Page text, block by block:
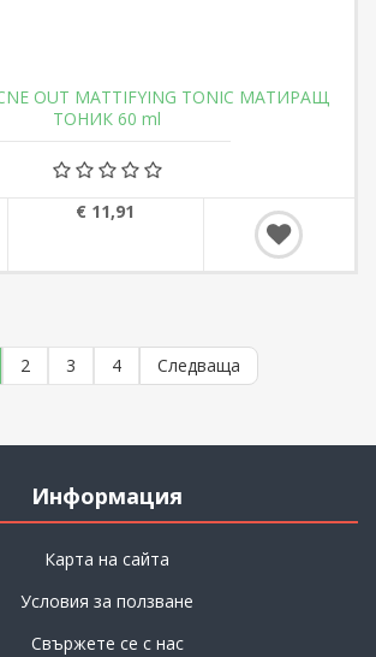
OUT MATTIFYING TONIC МАТИРАЩ
ТОНИК 60 ml
€ 11,91
2 3 4 Следваща
Информация
Карта на сайта
Условия за ползване
Свържете се с нас